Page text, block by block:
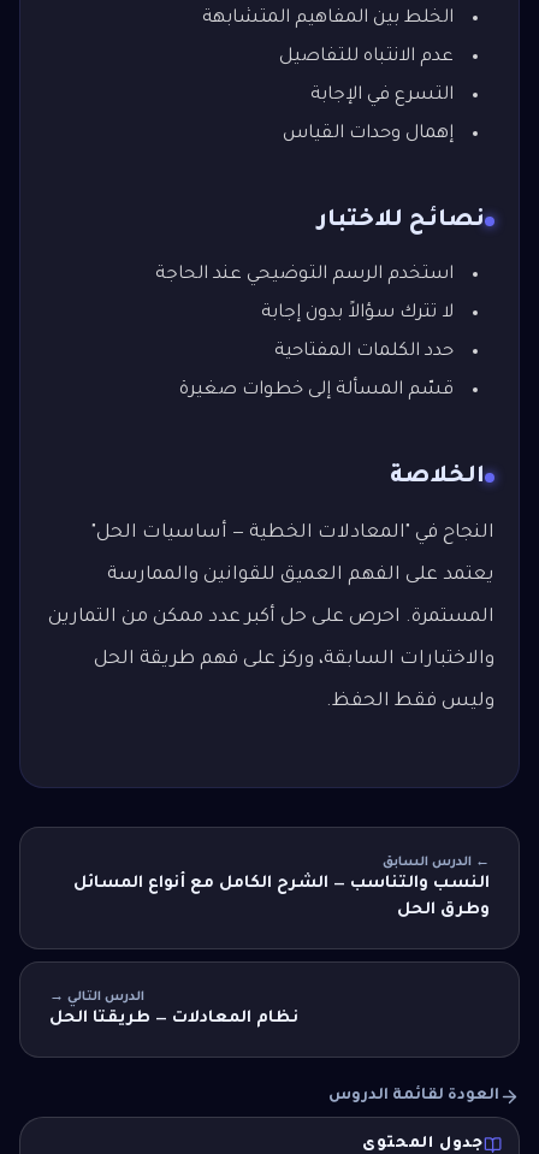
الخلط بين المفاهيم المتشابهة
عدم الانتباه للتفاصيل
التسرع في الإجابة
إهمال وحدات القياس
نصائح للاختبار
استخدم الرسم التوضيحي عند الحاجة
لا تترك سؤالاً بدون إجابة
حدد الكلمات المفتاحية
قسّم المسألة إلى خطوات صغيرة
الخلاصة
النجاح في "المعادلات الخطية — أساسيات الحل"
يعتمد على الفهم العميق للقوانين والممارسة
المستمرة. احرص على حل أكبر عدد ممكن من التمارين
والاختبارات السابقة، وركز على فهم طريقة الحل
وليس فقط الحفظ.
← الدرس السابق
النسب والتناسب — الشرح الكامل مع أنواع المسائل
وطرق الحل
الدرس التالي →
نظام المعادلات — طريقتا الحل
العودة لقائمة الدروس
جدول المحتوى